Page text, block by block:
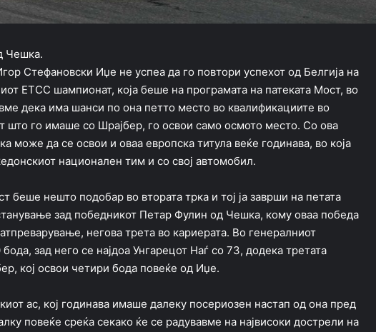
Чешка.
Стефановски Иџе не успеа да го повтори успехот од Белгија на
ЕТСС шампионат, која беше на програмата на патеката Мост, во
дека има шанси по она петто место во квалификациите во
што го имаше со Шрајбер, го освои само осмото место. Со ова
може да се освои и оваа европска титула веќе годинава, во која
национален тим и со свој автомобил.
беше нешто подобар во втората трка и тој ја заврши на петата
зад победникот Петар Фулин од Чешка, кому оваа победа
негова трета во кариерата. Во генералниот
зад него се најдоа Унгарецот Наѓ со 73, додека третата
кој освои четири бода повеќе од Иџе.
ас, кој годинава имаше далеку посериозен настап од она пред
повеќе среќа секако ќе се радувавме на највисоки дострели на